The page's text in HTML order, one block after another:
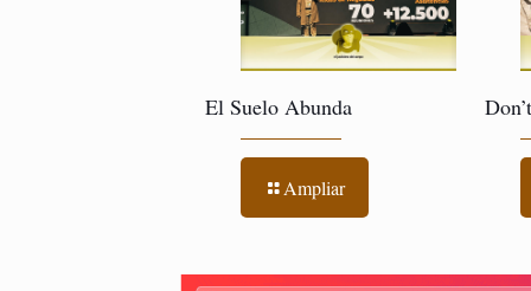
El Suelo Abunda
Ampliar